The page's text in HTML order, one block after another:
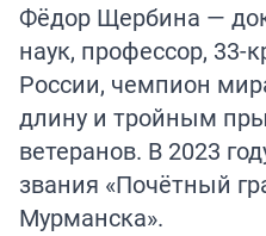
Фёдор Щербина —
наук, профессор, 33-
России, чемпион
длину и тройным
ветеранов. В 2023
звания «Почётный
Мурманска».